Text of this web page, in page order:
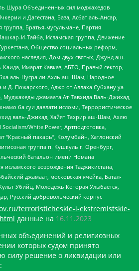
Шура Объединенных сил моджахедов
и Дагестана, База, Асбат аль-Ансар,
Братья-мусульмане, Партия
И-Тайба, Исламская группа, Движение
Общество социальных реформ,
наследия, Дом двух святых, Джунд аш-
Имарат Кавказ, АБТО, Правый сектор,
аль-Нусра ли-Ахль аш-Шам, Народное
Д. Пожарского, Аджр от Аллаха Субхану уа
Муджахеды джамаата Ат-Тавхида Валь-Джихад,
ба суи давлати исломи, Террористическое
валь-Джихад, Хайят Тахрир аш-Шам, Ахлю
White Power, Артподготовка,
“Красный пахарь”, Колумбайн, Хатлонский
группа п. Кушкуль г. Оренбург,
батальон имени Номана
исламского возрождения Таджикистана,
джамаат, московская ячейка, Батал-
Убийц, Молодёжь Которая Улыбается,
Русский добровольческий корпус
terroristicheskie-i-ekstremistskie-
данные на 16.11.2023
объединений и религиозных
которых судом принято
силу решение о ликвидации или